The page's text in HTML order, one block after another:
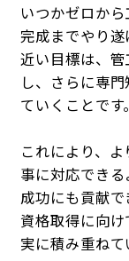
いつかゼロか
完成までやり遂
近い目標は、
し、さらに専
ていくことです。
これにより、
事に対応でき
成功にも貢献で
資格取得に向
実に積み重ねて